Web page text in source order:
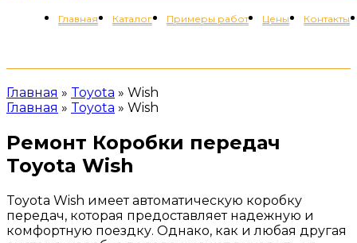
Главная Каталог Примеры работ Цены Контакты
Главная » Toyota » Wish
Главная » Toyota » Wish
Ремонт Коробки передач
Toyota Wish
Toyota Wish имеет автоматическую коробку
передач, которая предоставляет надежную и
комфортную поездку. Однако, как и любая другая